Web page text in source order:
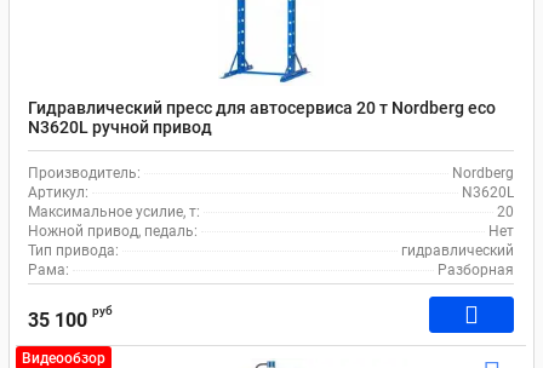
Гидравлический пресс для автосервиса 20 т Nordberg eco
N3620L ручной привод
Производитель:
Nordberg
Артикул:
N3620L
Максимальное усилие, т:
20
Ножной привод, педаль:
Нет
Тип привода:
гидравлический
Рама:
Разборная
35 100 руб
Видеообзор